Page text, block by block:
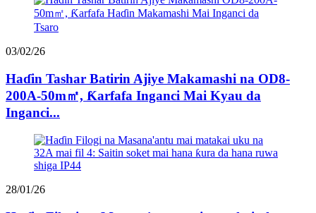
03/02/26
Haɗin Tashar Batirin Ajiye Makamashi na OD8-
200A-50m㎡, Ƙarfafa Inganci Mai Kyau da
Inganci...
28/01/26